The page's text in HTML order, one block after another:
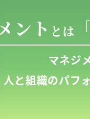
ント とは
マネジ
と組織のパフ